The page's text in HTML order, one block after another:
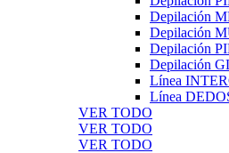
Depilación
Depilación
Depilación
Depilación
Línea
Línea
VER TODO
VER TODO
VER TODO